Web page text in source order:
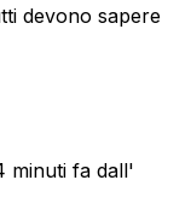
devono sapere
minuti fa dall'